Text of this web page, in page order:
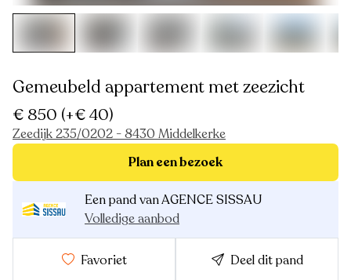
Gemeubeld appartement met zeezicht
€ 850 (+€ 40)
Zeedijk 235/0202 - 8430 Middelkerke
Plan een bezoek
Een pand van AGENCE SISSAU
Volledige aanbod
Favoriet Deel dit pand